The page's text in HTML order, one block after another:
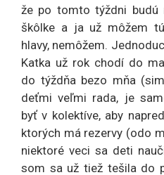
že po tomto týždni
škôlke a ja už môžem
hlavy, nemôžem.
Katka už rok chodí do
do týždňa bezo mňa
deťmi veľmi rada, je
byť v kolektíve, aby
ktorých má rezervy (odo
niektoré veci sa deti
som sa už tiež tešila do